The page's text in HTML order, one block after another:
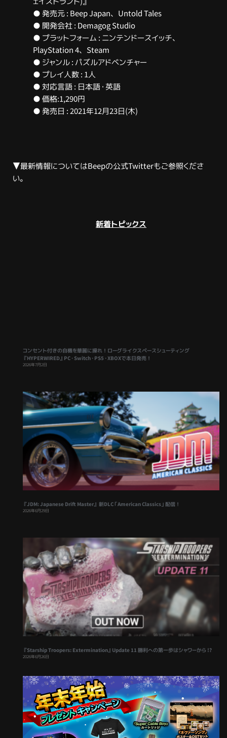
● 発売元 : Beep Japan、Untold Tales
● 開発会社 : Demagog Studio
● プラットフォーム : ニンテンドースイッチ、
PlayStation 4、Steam
● ジャンル : パズルアドベンチャー
● プレイ人数 : 1人
● 対応言語 : 日本語・英語
● 価格:1,290円
● 発売日 : 2021年12月23日(木)
▼最新情報についてはBeepの公式Twitterもご参照くださ
い。
新着トピックス
コンセント付きの自機を華麗に操れ！ローグライクスペースシューティング
『HYPERWIRED』PC・Switch・PS5・XBOXで本日発売！
2026年7月2日
『JDM: Japanese Drift Master』 新DLC「American Classics」配信！
2026年6月29日
『Starship Troopers: Extermination』Update 11 勝利への第一歩はシャワーから !?
2026年6月26日